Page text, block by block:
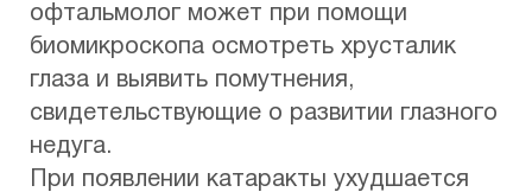
офтальмолог может при помощи
биомикроскопа осмотреть хрусталик
глаза и выявить помутнения,
свидетельствующие о развитии глазного
недуга.
При появлении катаракты ухудшается